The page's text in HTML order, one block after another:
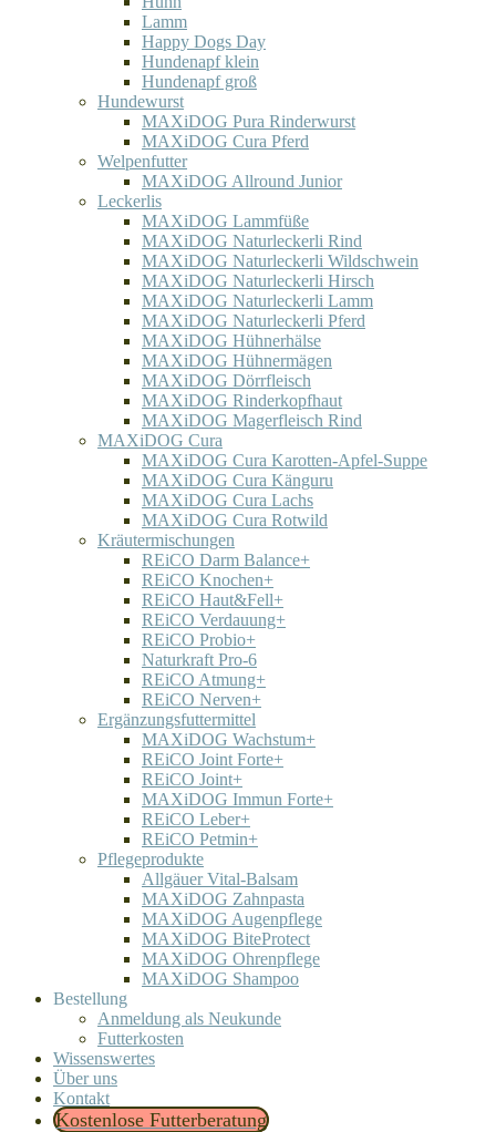
Lamm
Happy Dogs Day
Hundenapf klein
Hundenapf groß
Hundewurst
MAXiDOG Pura Rinderwurst
MAXiDOG Cura Pferd
Welpenfutter
MAXiDOG Allround Junior
Leckerlis
MAXiDOG Lammfüße
MAXiDOG Naturleckerli Rind
MAXiDOG Naturleckerli Wildschwein
MAXiDOG Naturleckerli Hirsch
MAXiDOG Naturleckerli Lamm
MAXiDOG Naturleckerli Pferd
MAXiDOG Hühnerhälse
MAXiDOG Hühnermägen
MAXiDOG Dörrfleisch
MAXiDOG Rinderkopfhaut
MAXiDOG Magerfleisch Rind
MAXiDOG Cura
MAXiDOG Cura Karotten-Apfel-Suppe
MAXiDOG Cura Känguru
MAXiDOG Cura Lachs
MAXiDOG Cura Rotwild
Kräutermischungen
REiCO Darm Balance+
REiCO Knochen+
REiCO Haut&Fell+
REiCO Verdauung+
REiCO Probio+
Naturkraft Pro-6
REiCO Atmung+
REiCO Nerven+
Ergänzungsfuttermittel
MAXiDOG Wachstum+
REiCO Joint Forte+
REiCO Joint+
MAXiDOG Immun Forte+
REiCO Leber+
REiCO Petmin+
Pflegeprodukte
Allgäuer Vital-Balsam
MAXiDOG Zahnpasta
MAXiDOG Augenpflege
MAXiDOG BiteProtect
MAXiDOG Ohrenpflege
MAXiDOG Shampoo
Bestellung
Anmeldung als Neukunde
Futterkosten
Wissenswertes
Über uns
Kontakt
Kostenlose Futterberatung